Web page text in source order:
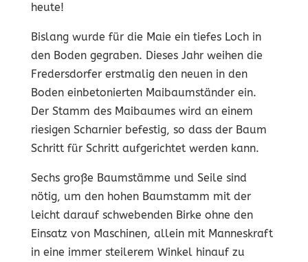
heute!
Bislang wurde für die Maie ein tiefes Loch in
den Boden gegraben. Dieses Jahr weihen die
Fredersdorfer erstmalig den neuen in den
Boden einbetonierten Maibaumständer ein.
Der Stamm des Maibaumes wird an einem
riesigen Scharnier befestig, so dass der Baum
Schritt für Schritt aufgerichtet werden kann.
Sechs große Baumstämme und Seile sind
nötig, um den hohen Baumstamm mit der
leicht darauf schwebenden Birke ohne den
Einsatz von Maschinen, allein mit Manneskraft
in eine immer steilerem Winkel hinauf zu